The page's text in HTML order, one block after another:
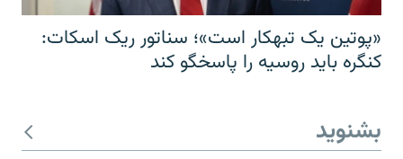
«پوتین یک تبهکار است»؛ سناتور ریک اسکات:
کنگره باید روسیه را پاسخگو کند
بشنوید